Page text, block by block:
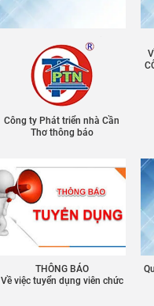
Công ty Phát triển nhà Cần
Thơ thông báo
THÔNG BÁO
Về việc tuyển dụng viên chức